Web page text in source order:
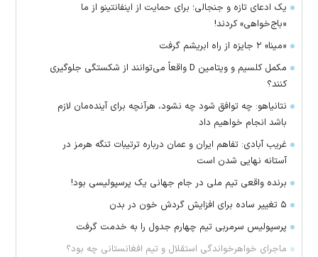
یک ادعای تازه و جنجالی؛ برای حمایت از اینفانتینو از ما
«باج‌خواهی» کردند!
«مینا» ۲ جایزه از راه ابریشم گرفت
مکمل کلسیم و ویتامین D واقعاً می‌توانند از شکستگی جلوگیری
کنند؟
نتانیاهو: چه توافق شود چه نشود، هرآنچه برای آینده‌مان لازم
باشد انجام خواهیم داد
غریب آبادی: تفاهم ایران و عمان درباره ترتیبات تنگه هرمز در
آستانه نهایی شدن است
برنده واقعی تیم ملی در جام جهانی یک پرسپولیسی بود!
۵ تغییر ساده برای افزایش گردش خون در بدن
پرسپولیس سرمربی تیم چهارم جدول را به خدمت گرفت
ماجرای خواهرخواندگی استقلال و تیم افغانستانی چه بود؟